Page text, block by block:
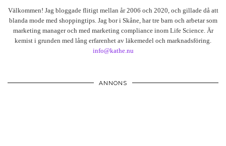
Välkommen! Jag bloggade flitigt mellan år 2006 och 2020, och gillade då att
blanda mode med shoppingtips. Jag bor i Skåne, har tre barn och arbetar som
marketing manager och med marketing compliance inom Life Science. Är
kemist i grunden med lång erfarenhet av läkemedel och marknadsföring.
info@kathe.nu
ANNONS